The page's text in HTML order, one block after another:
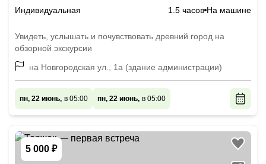
Индивидуальная 1.5 часов На машине
Увидеть, услышать и почувствовать древний город на
обзорной экскурсии
на Новгородская ул., 1а (здание администрации)
пн, 22 июнь, в 05:00 пн, 22 июнь, в 05:00
5 000 ₽